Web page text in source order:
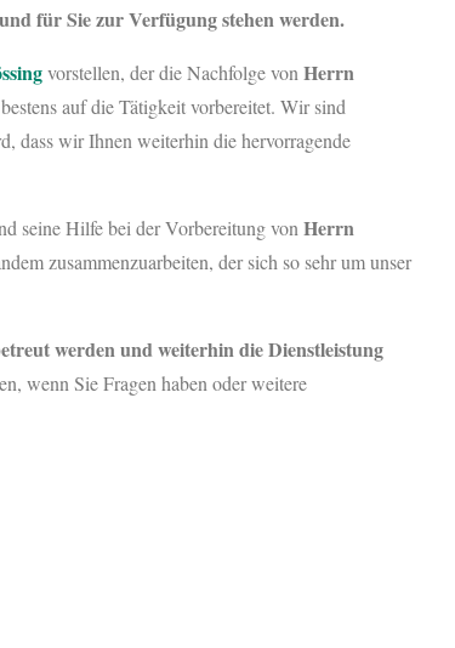
für Sie zur Verfügung stehen werden.
vorstellen, der die Nachfolge von Herrn
bestens auf die Tätigkeit vorbereitet. Wir sind
dass wir Ihnen weiterhin die hervorragende
seine Hilfe bei der Vorbereitung von Herrn
zusammenzuarbeiten, der sich so sehr um unser
werden und weiterhin die Dienstleistung
wenn Sie Fragen haben oder weitere